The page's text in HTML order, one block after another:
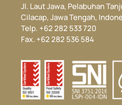
Jl. Laut Jawa, Pelabuhan
Cilacap, Jawa Tengah,
Telp. +62 282 533 720
Fax. +62 282 536 584